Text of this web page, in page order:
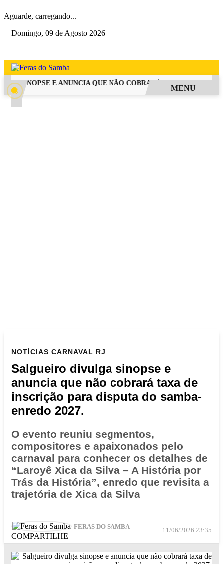
Aguarde, carregando...
Domingo, 09 de Agosto 2026
SINOPSE E ANUNCIA QUE NÃO COBRARÁ TAXA DE
MENU
NOTÍCIAS CARNAVAL RJ
Salgueiro divulga sinopse e
anuncia que não cobrará taxa de
inscrição para disputa do samba-
enredo 2027.
O evento reuniu segmentos,
compositores e apaixonados pelo
carnaval para conhecer os detalhes de
“Laroyê Xica da Silva – A História por
Trás da História”, enredo que revisita a
trajetória de Xica da Silva
FERAS DO SAMBA 11/06/2026 23:35
COMPARTILHE